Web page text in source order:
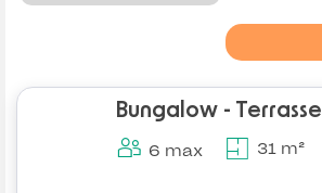
Bungalow - Terrasse
6 max 31 m²